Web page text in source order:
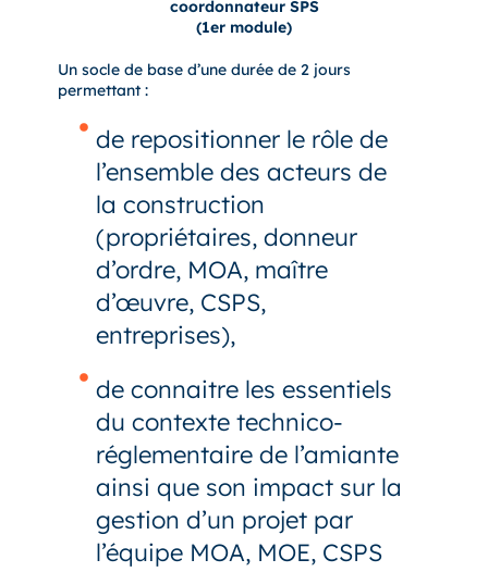
coordonnateur SPS
(1er module)
Un socle de base d’une durée de 2 jours
permettant :
de repositionner le rôle de
l’ensemble des acteurs de
la construction
(propriétaires, donneur
d’ordre, MOA, maître
d’œuvre, CSPS,
entreprises),
de connaitre les essentiels
du contexte technico-
réglementaire de l’amiante
ainsi que son impact sur la
gestion d’un projet par
l’équipe MOA, MOE, CSPS